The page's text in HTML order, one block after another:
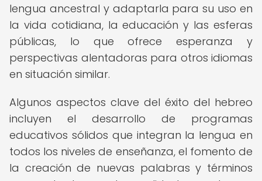
lengua ancestral y adaptarla para su uso en
la vida cotidiana, la educación y las esferas
públicas, lo que ofrece esperanza y
perspectivas alentadoras para otros idiomas
en situación similar.
Algunos aspectos clave del éxito del hebreo
incluyen el desarrollo de programas
educativos sólidos que integran la lengua en
todos los niveles de enseñanza, el fomento de
la creación de nuevas palabras y términos